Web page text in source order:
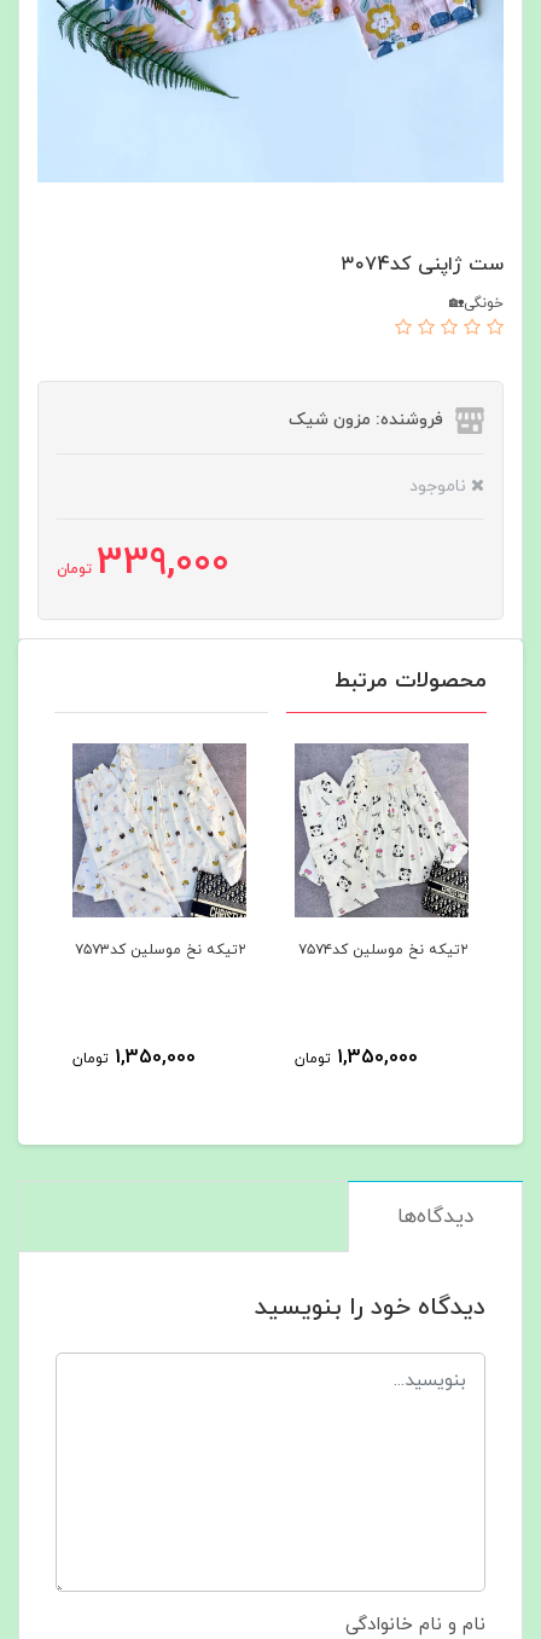
ست ژاپنی کد۳۰۷4
خونگی🏡
فروشنده: مزون شیک
ناموجود
339,000 تومان
محصولات مرتبط
۲تیکه نخ موسلین کد۷۵۷۴
1,350,000 تومان
۲تیکه نخ موسلین کد۷۵۷۳
1,350,000 تومان
دیدگاه‌ها
دیدگاه خود را بنویسید
نام و نام خانوادگی